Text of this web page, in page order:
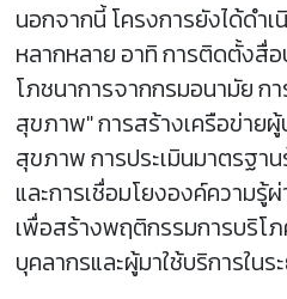
นอกจากนี้ โครงการยังได้ดำ
หลากหลาย อาทิ การติดตั้งสื่
โภชนาการจากกรมอนามัย ก
สุขภาพ" การสร้างเครือข่ายผู้
สุขภาพ การประเมินมาตรฐา
และการเชื่อมโยงองค์ความ
เพื่อสร้างพฤติกรรมการบริโภ
บุคลากรและผู้มาใช้บริการในร